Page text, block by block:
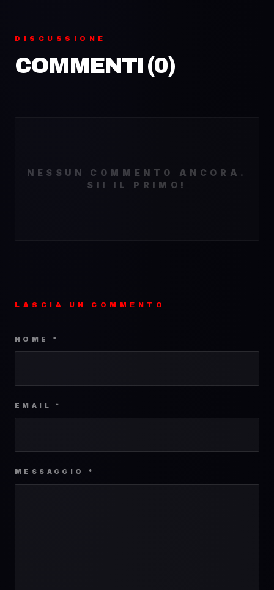
DISCUSSIONE
COMMENTI (0)
NESSUN COMMENTO ANCORA.
SII IL PRIMO!
LASCIA UN COMMENTO
NOME *
EMAIL *
MESSAGGIO *